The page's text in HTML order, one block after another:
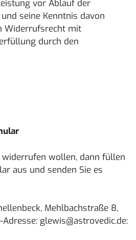
vor Ablauf der
seine Kenntnis davon
Widerrufsrecht mit
durch den
widerrufen wollen, dann füllen
aus und senden Sie es
Mehlbachstraße 8,
glewis@astrovedic.de: